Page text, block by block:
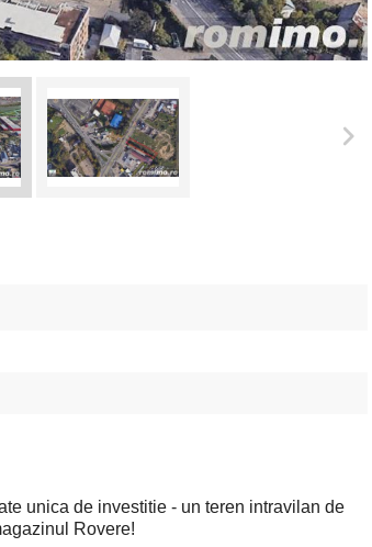
unica de investitie - un teren intravilan de
Rovere!